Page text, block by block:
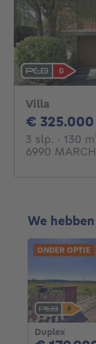
Villa
€ 325.000
3 slp. 3
· 130
6990
We
Duplex
ONDER OPTIE